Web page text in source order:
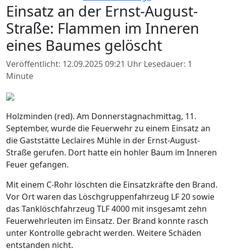
Einsatz an der Ernst-August-
Straße: Flammen im Inneren
eines Baumes gelöscht
Veröffentlicht: 12.09.2025 09:21 Uhr Lesedauer: 1
Minute
Holzminden (red). Am Donnerstagnachmittag, 11.
September, wurde die Feuerwehr zu einem Einsatz an
die Gaststätte Leclaires Mühle in der Ernst-August-
Straße gerufen. Dort hatte ein hohler Baum im Inneren
Feuer gefangen.
Mit einem C-Rohr löschten die Einsatzkräfte den Brand.
Vor Ort waren das Löschgruppenfahrzeug LF 20 sowie
das Tanklöschfahrzeug TLF 4000 mit insgesamt zehn
Feuerwehrleuten im Einsatz. Der Brand konnte rasch
unter Kontrolle gebracht werden. Weitere Schäden
entstanden nicht.